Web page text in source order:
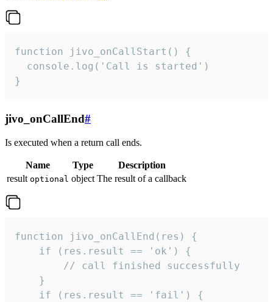
function jivo_onCallStart() {
  console.log('Call is started')
}
jivo_onCallEnd#
Is executed when a return call ends.
Name Type
Description
result optional object The result of a callback
function jivo_onCallEnd(res) {
    if (res.result == 'ok') {
        // call finished successfully
    }
    if (res.result == 'fail') {